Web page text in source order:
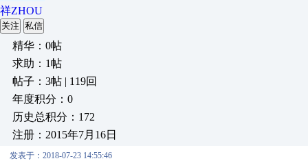
祥ZHOU
关注 私信
精华：0帖
求助：1帖
帖子：3帖 | 119回
年度积分：0
历史总积分：172
注册：2015年7月16日
发表于：2018-07-23 14:55:46